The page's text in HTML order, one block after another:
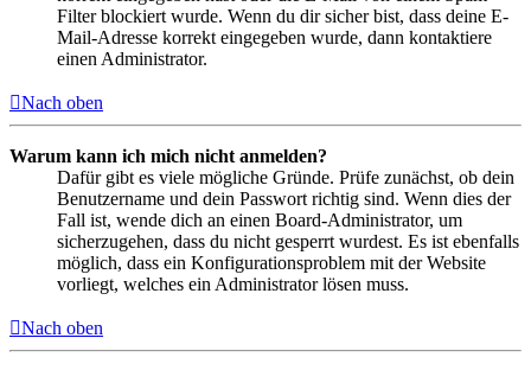
Filter blockiert wurde. Wenn du dir sicher bist, dass deine E-
Mail-Adresse korrekt eingegeben wurde, dann kontaktiere
einen Administrator.
Nach oben
Warum kann ich mich nicht anmelden?
Dafür gibt es viele mögliche Gründe. Prüfe zunächst, ob dein
Benutzername und dein Passwort richtig sind. Wenn dies der
Fall ist, wende dich an einen Board-Administrator, um
sicherzugehen, dass du nicht gesperrt wurdest. Es ist ebenfalls
möglich, dass ein Konfigurationsproblem mit der Website
vorliegt, welches ein Administrator lösen muss.
Nach oben